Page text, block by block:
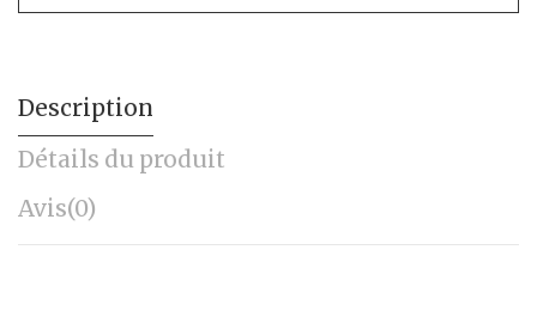
Description
Détails du produit
Avis(0)